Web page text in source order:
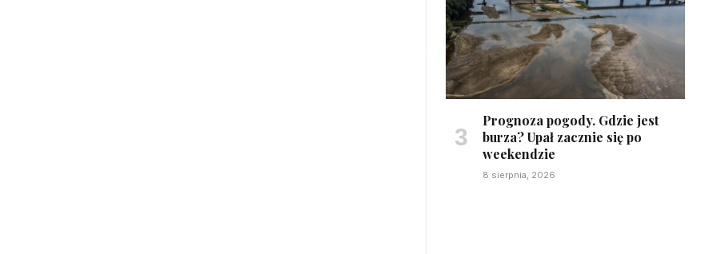
Prognoza pogody. Gdzie jest
burza? Upał zacznie się po
weekendzie
8 sierpnia, 2026